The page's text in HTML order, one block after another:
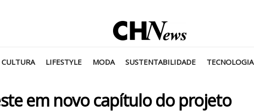
CULTURA LIFESTYLE MODA SUSTENTABILIDADE TECNOLOGIA
em novo capítulo do projeto